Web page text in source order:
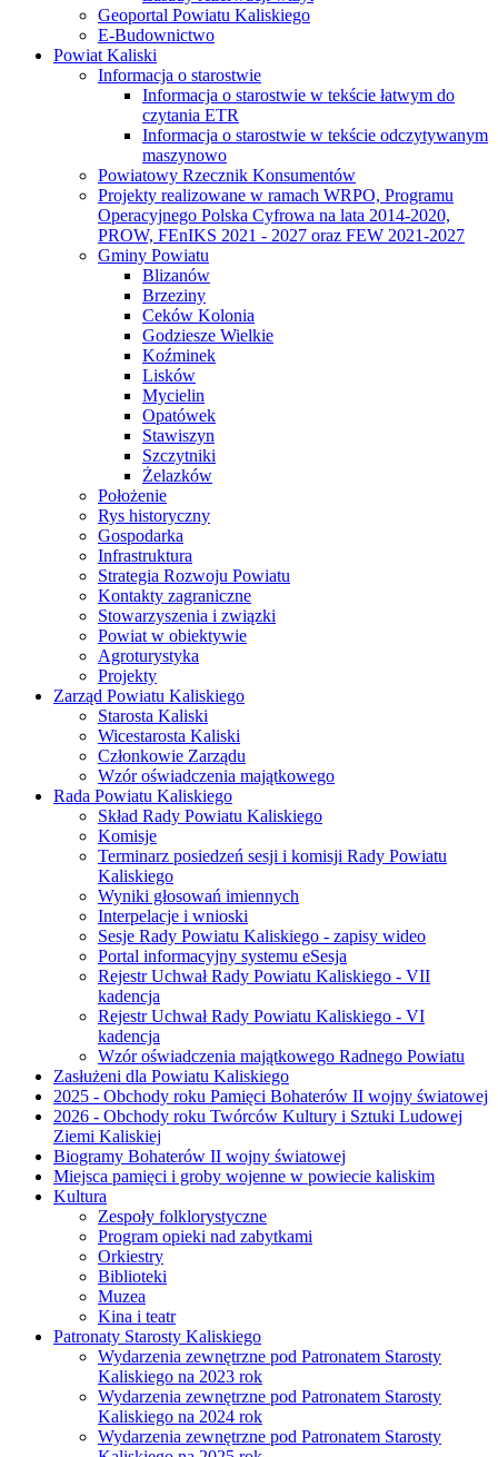
Geoportal Powiatu Kaliskiego
E-Budownictwo
Powiat Kaliski
Informacja o starostwie
Informacja o starostwie w tekście łatwym do
czytania ETR
Informacja o starostwie w tekście odczytywanym
maszynowo
Powiatowy Rzecznik Konsumentów
Projekty realizowane w ramach WRPO, Programu
Operacyjnego Polska Cyfrowa na lata 2014-2020,
PROW, FEnIKS 2021 - 2027 oraz FEW 2021-2027
Gminy Powiatu
Blizanów
Brzeziny
Ceków Kolonia
Godziesze Wielkie
Koźminek
Lisków
Mycielin
Opatówek
Stawiszyn
Szczytniki
Żelazków
Położenie
Rys historyczny
Gospodarka
Infrastruktura
Strategia Rozwoju Powiatu
Kontakty zagraniczne
Stowarzyszenia i związki
Powiat w obiektywie
Agroturystyka
Projekty
Zarząd Powiatu Kaliskiego
Starosta Kaliski
Wicestarosta Kaliski
Członkowie Zarządu
Wzór oświadczenia majątkowego
Rada Powiatu Kaliskiego
Skład Rady Powiatu Kaliskiego
Komisje
Terminarz posiedzeń sesji i komisji Rady Powiatu
Kaliskiego
Wyniki głosowań imiennych
Interpelacje i wnioski
Sesje Rady Powiatu Kaliskiego - zapisy wideo
Portal informacyjny systemu eSesja
Rejestr Uchwał Rady Powiatu Kaliskiego - VII
kadencja
Rejestr Uchwał Rady Powiatu Kaliskiego - VI
kadencja
Wzór oświadczenia majątkowego Radnego Powiatu
Zasłużeni dla Powiatu Kaliskiego
2025 - Obchody roku Pamięci Bohaterów II wojny światowej
2026 - Obchody roku Twórców Kultury i Sztuki Ludowej
Ziemi Kaliskiej
Biogramy Bohaterów II wojny światowej
Miejsca pamięci i groby wojenne w powiecie kaliskim
Kultura
Zespoły folklorystyczne
Program opieki nad zabytkami
Orkiestry
Biblioteki
Muzea
Kina i teatr
Patronaty Starosty Kaliskiego
Wydarzenia zewnętrzne pod Patronatem Starosty
Kaliskiego na 2023 rok
Wydarzenia zewnętrzne pod Patronatem Starosty
Kaliskiego na 2024 rok
Wydarzenia zewnętrzne pod Patronatem Starosty